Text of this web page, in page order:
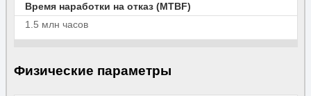
Время наработки на отказ (MTBF)
1.5 млн часов
Физические параметры